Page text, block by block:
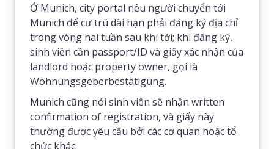
Ở Munich, city portal nêu người chuyển tới
Munich để cư trú dài hạn phải đăng ký địa chỉ
trong vòng hai tuần sau khi tới; khi đăng ký,
sinh viên cần passport/ID và giấy xác nhận của
landlord hoặc property owner, gọi là
Wohnungsgeberbestätigung.
Munich cũng nói sinh viên sẽ nhận written
confirmation of registration, và giấy này
thường được yêu cầu bởi các cơ quan hoặc tổ
chức khác.